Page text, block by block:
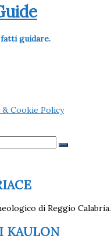
fatti guidare.
& Cookie Policy
di Reggio Calabria.
KAULON